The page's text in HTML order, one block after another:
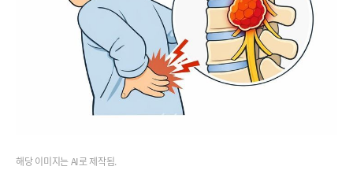
해당 이미지는 AI로 제작됨.